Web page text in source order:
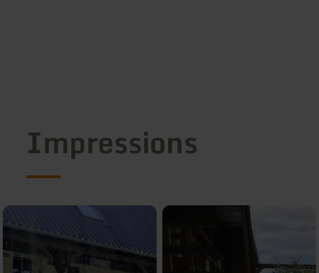
Impressions